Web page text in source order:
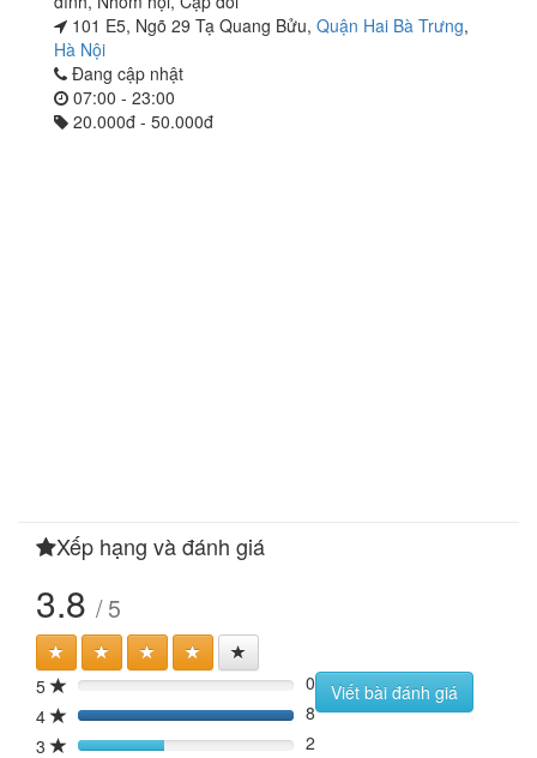
101 E5, Ngõ 29 Tạ Quang Bửu, Quận Hai Bà Trưng,
Hà Nội
Đang cập nhật
07:00 - 23:00
20.000đ - 50.000đ
Xếp hạng và đánh giá
3.8 / 5
5 0%
0
4
160%
8
3
40%
2
Viết bài đánh giá